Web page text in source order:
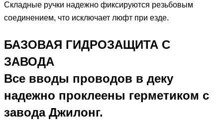
Складные ручки надежно фиксируются резьбовым
соединением, что исключает люфт при езде.
БАЗОВАЯ ГИДРОЗАЩИТА С
ЗАВОДА
Все вводы проводов в деку
надежно проклеены герметиком с
завода Джилонг.